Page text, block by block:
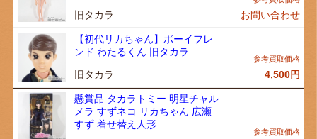
旧タカラ お問い合わせ
【初代リカちゃん】ボーイフレ
ンド わたるくん 旧タカラ
旧タカラ 4,500円
懸賞品 タカラトミー 明星チャル
メラ すずネコ リカちゃん 広瀬
すず 着せ替え人形